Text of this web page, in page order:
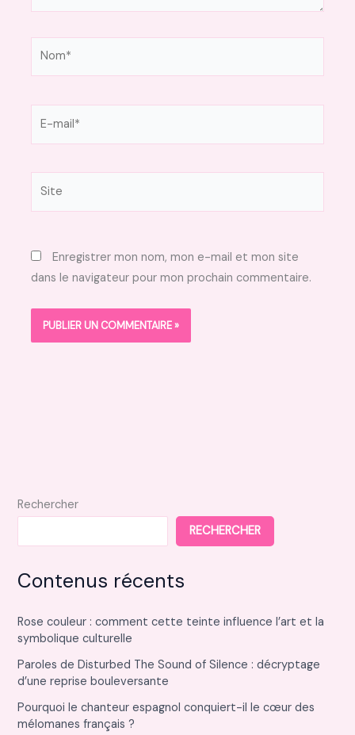
Enregistrer mon nom, mon e-mail et mon site
dans le navigateur pour mon prochain commentaire.
Rechercher
RECHERCHER
Contenus récents
Rose couleur : comment cette teinte influence l’art et la
symbolique culturelle
Paroles de Disturbed The Sound of Silence : décryptage
d’une reprise bouleversante
Pourquoi le chanteur espagnol conquiert-il le cœur des
mélomanes français ?